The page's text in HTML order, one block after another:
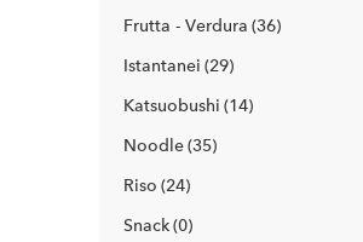
Frutta - Verdura 36
Istantanei 29
Katsuobushi 14
Noodle 35
Riso 24
Snack 0